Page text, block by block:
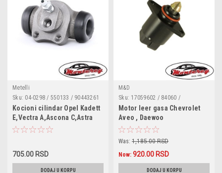
Metelli
Sku: 04-0298 / 550133 / 90443261
/ 90374076 / 90235422 / 550144 /
550141 / 96574718 / 95975171 /
03321963113 / 040298 / 06794 /
0986475143 / 0986475939 /
214550B / 2269 / 24321917513 /
Kocioni cilindar Opel Kadett
E,Vectra A,Ascona C,Astra
F,Corsa B,Corsa C,Tigra
Espero,Lanos,Kalos
705.00 RSD
DODAJ U KORPU
M&D
Sku: 17059602 / 84060 /
ADG074210 / ICD00120 / 556073 /
V51-77-0001 /
Motor leer gasa Chevrolet
Aveo , Daewoo
Kalos,Lanos,Nubira
Was: 1,185.00 RSD
Now: 920.00 RSD
DODAJ U KORPU